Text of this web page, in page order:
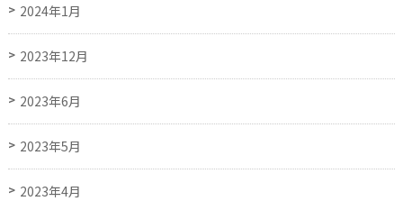
2024年1月
2023年12月
2023年6月
2023年5月
2023年4月